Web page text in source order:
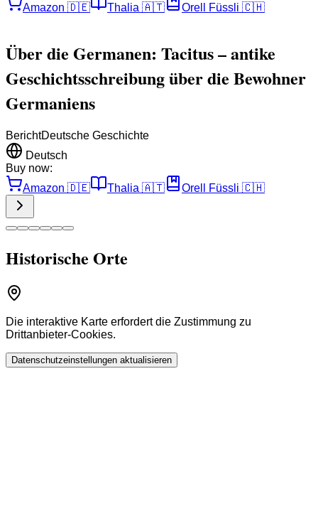
Amazon 🇩🇪 Thalia 🇦🇹 Orell Füssli 🇨🇭
Über die Germanen: Tacitus – antike
Geschichtsschreibung über die Bewohner
Germaniens
BerichtDeutsche Geschichte
Deutsch
Buy now:
Amazon 🇩🇪 Thalia 🇦🇹 Orell Füssli 🇨🇭
Historische Orte
Die interaktive Karte erfordert die Zustimmung zu
Drittanbieter-Cookies.
Datenschutzeinstellungen aktualisieren